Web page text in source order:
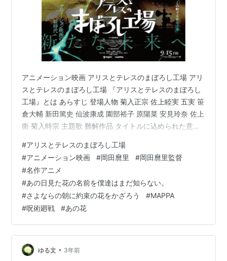
アニメーション映画 アリスとテレスのまぼろし工場 アリ
スとテレスのまぼろし工場 『アリスとテレスのまぼろし
工場』とは あらすじ 登場人物 菊入正宗 佐上睦実 五実 笹
倉大輔 新田篤史 仙波康成 園部裕子 原陽菜 安見玲奈 佐上
衛 菊入時宗 主題歌 難解作品 タイトルに込められた意味
リスとテレスのまぼろし工場』とは 『アリスとテレスの
まぼろし工場』は、日本のアニメーション映画。 『あの
日見た花の名前を僕達はまだ知らない。』などの脚本家
として知られ、『さよならの朝に約束の花をかざろう』
で監督デビューを果たした岡田麿里さんの監督第2作で、
『呪…
#アリスとテレスのまぼろし工場
#アニメーション映画 #岡田麿里 #岡田麿里監督
#名作アニメ
#あの日見た花の名前を僕達はまだ知らない。
#さよならの朝に約束の花をかざろう #MAPPA
#呪術廻戦 #あの花
ゆる文 • 3年前